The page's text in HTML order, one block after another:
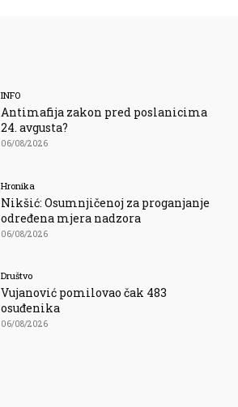
INFO
Antimafija zakon pred poslanicima
24. avgusta?
06/08/2026
Hronika
Nikšić: Osumnjičenoj za proganjanje
određena mjera nadzora
06/08/2026
Društvo
Vujanović pomilovao čak 483
osuđenika
06/08/2026